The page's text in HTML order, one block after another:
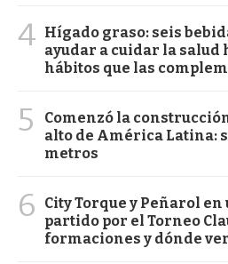
4 Hígado graso: seis
ayudar a cuidar la salud
hábitos que las
5
Comenzó la
alto de América Latina:
metros
6
City Torque y Peñarol
partido por el Torneo
formaciones y dónde